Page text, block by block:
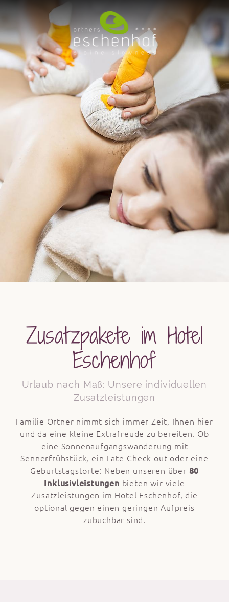
Zusatzpakete im Hotel
Eschenhof
Urlaub nach Maß: Unsere individuellen
Zusatzleistungen
Familie Ortner nimmt sich immer Zeit, Ihnen hier
und da eine kleine Extrafreude zu bereiten. Ob
eine Sonnenaufgangswanderung mit
Sennerfrühstück, ein Late-Check-out oder eine
Geburtstagstorte: Neben unseren über 80
Inklusivleistungen bieten wir viele
Zusatzleistungen im Hotel Eschenhof, die
optional gegen einen geringen Aufpreis
zubuchbar sind.